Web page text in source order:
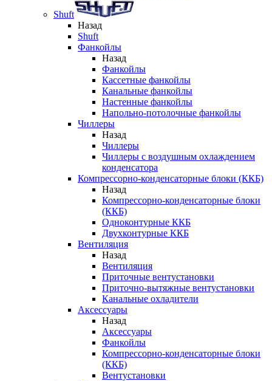
Shuft
Назад
Shuft
Фанкойлы
Назад
Фанкойлы
Кассетные фанкойлы
Канальные фанкойлы
Настенные фанкойлы
Напольно-потолочные фанкойлы
Чиллеры
Назад
Чиллеры
Чиллеры с воздушным охлаждением
конденсатора
Компрессорно-конденсаторные блоки (ККБ)
Назад
Компрессорно-конденсаторные блоки
(ККБ)
Одноконтурные ККБ
Двухконтурные ККБ
Вентиляция
Назад
Вентиляция
Приточные вентустановки
Приточно-вытяжные вентустановки
Канальные охладители
Аксессуары
Назад
Аксессуары
Фанкойлы
Компрессорно-конденсаторные блоки
(ККБ)
Вентустановки